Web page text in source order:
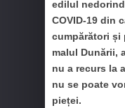
edilul
COVID-19 din
cumpărători și
malul Dunării,
nu a recurs la
nu se poate
pieței.